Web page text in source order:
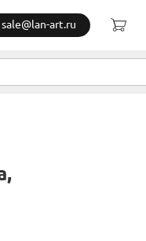
sale@lan-art.ru